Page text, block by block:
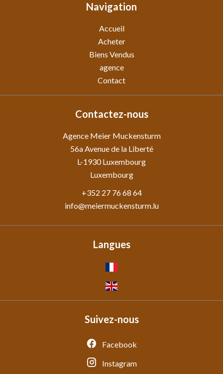
Navigation
Accueil
Acheter
Biens Vendus
agence
Contact
Contactez-nous
Agence Meier Muckensturm
56a Avenue de la Liberté
L-1930Luxembourg
Luxembourg
+352 27 76 68 64
info@meiermuckensturm.lu
Langues
Suivez-nous
Facebook
Instagram